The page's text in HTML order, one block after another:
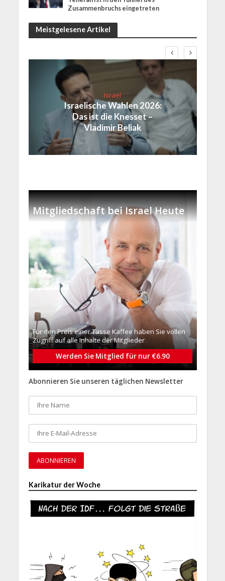
Zusammenbruchs eingetreten
Meistgelesene Artikel
Israel
Israelische Wahlen 2026:
Das ist die Knesset –
Vladimir Beliak
Mitgliedschaft bei Israel Heute
Für den Preis einer Tasse Kaffee haben Sie vollen
Zugriff auf alle Inhalte der Mitglieder
Werden Sie Mitglied für nur €6.90
Abonnieren Sie unseren täglichen Newsletter
Karikatur der Woche